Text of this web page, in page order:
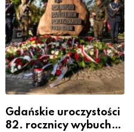
Gdańskie uroczystości
82. rocznicy wybuchu